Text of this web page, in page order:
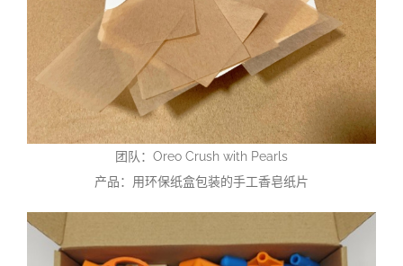
团队：Oreo Crush with Pearls
产品：用环保纸盒包装的手工香皂纸片